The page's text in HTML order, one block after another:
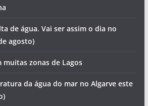
de água. Vai ser assim o dia no
agosto)
muitas zonas de Lagos
da água do mar no Algarve este